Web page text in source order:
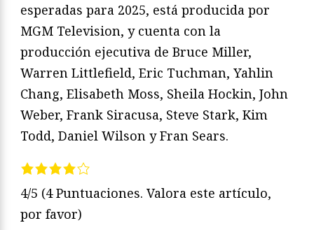
esperadas para 2025, está producida por
MGM Television, y cuenta con la
producción ejecutiva de Bruce Miller,
Warren Littlefield, Eric Tuchman, Yahlin
Chang, Elisabeth Moss, Sheila Hockin, John
Weber, Frank Siracusa, Steve Stark, Kim
Todd, Daniel Wilson y Fran Sears.
4/5 (4 Puntuaciones. Valora este artículo,
por favor)